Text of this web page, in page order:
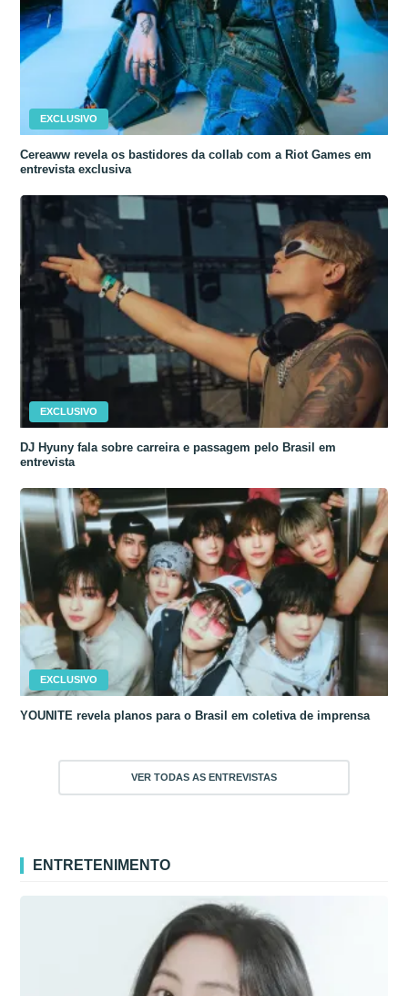
EXCLUSIVO
Cereaww revela os bastidores da collab com a Riot Games em
entrevista exclusiva
EXCLUSIVO
DJ Hyuny fala sobre carreira e passagem pelo Brasil em
entrevista
EXCLUSIVO
YOUNITE revela planos para o Brasil em coletiva de imprensa
VER TODAS AS ENTREVISTAS
ENTRETENIMENTO